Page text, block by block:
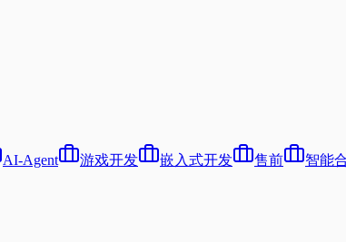
AI-Agent 游戏开发 嵌入式开发 售前
智能